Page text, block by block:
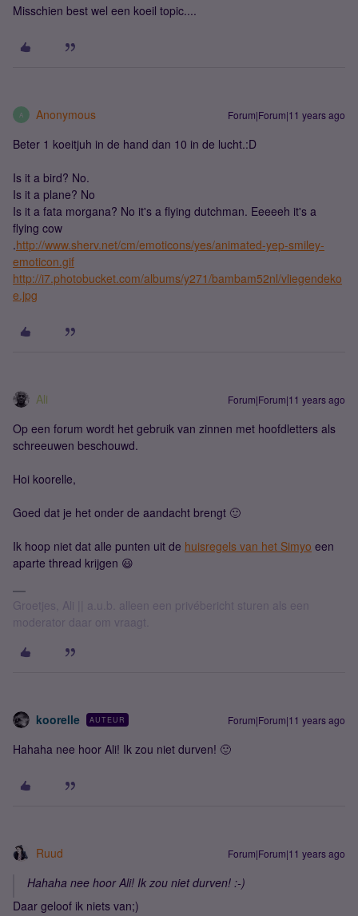
Misschien best wel een koeil topic....
A Anonymous Forum|Forum|11 years ago
Beter 1 koeitjuh in de hand dan 10 in de lucht.:D
Is it a bird? No.
Is it a plane? No
Is it a fata morgana? No it's a flying dutchman. Eeeeeh it's a
flying cow
.http://www.sherv.net/cm/emoticons/yes/animated-yep-smiley-
emoticon.gif
http://i7.photobucket.com/albums/y271/bambam52nl/vliegendeko
e.jpg
Ali Forum|Forum|11 years ago
Op een forum wordt het gebruik van zinnen met hoofdletters als
schreeuwen beschouwd.
Hoi koorelle,
Goed dat je het onder de aandacht brengt 🙂
Ik hoop niet dat alle punten uit de huisregels van het Simyo een
aparte thread krijgen 😃
Groetjes, Ali || a.u.b. alleen een privébericht sturen als een
moderator daar om vraagt.
koorelle AUTEUR Forum|Forum|11 years ago
Hahaha nee hoor Ali! Ik zou niet durven! 🙂
Ruud Forum|Forum|11 years ago
Hahaha nee hoor Ali! Ik zou niet durven! :-)
Daar geloof ik niets van;)